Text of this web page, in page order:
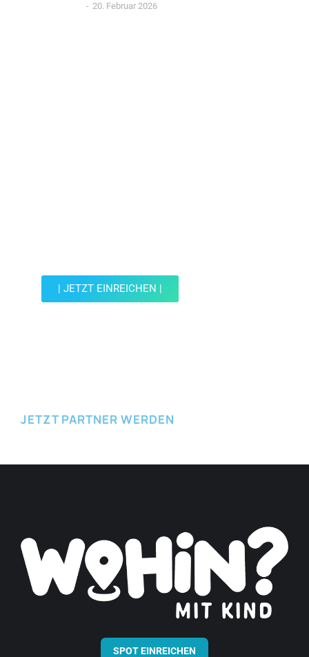
20. Februar 2026
| JETZT EINREICHEN |
JETZT PARTNER WERDEN
SPOT EINREICHEN